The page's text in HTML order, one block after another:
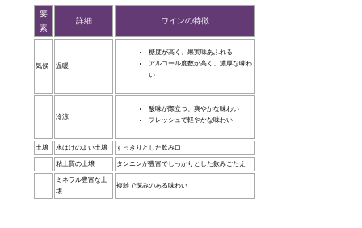
要
素
詳細 ワインの特徴
気候 温暖
糖度が高く、果実味あふれる
アルコール度数が高く、濃厚な味わ
い
冷涼
酸味が際立つ、爽やかな味わい
フレッシュで軽やかな味わい
土壌 水はけのよい土壌 すっきりとした飲み口
粘土質の土壌 タンニンが豊富でしっかりとした飲みごたえ
ミネラル豊富な土
壌
複雑で深みのある味わい